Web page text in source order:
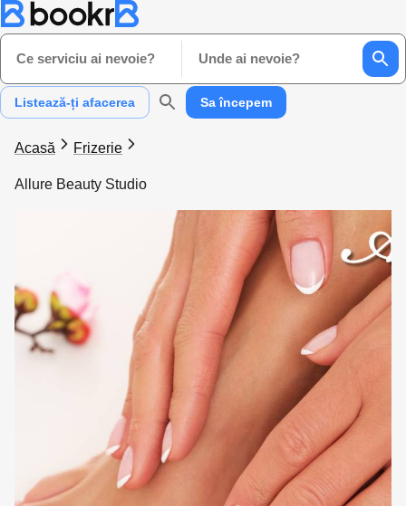
Ce serviciu ai nevoie? Unde ai nevoie?
Listează-ți afacerea Sa începem
Acasă Frizerie
Allure Beauty Studio